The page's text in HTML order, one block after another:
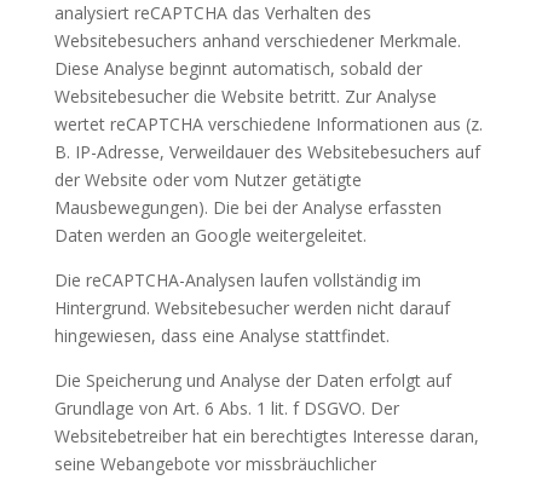
analysiert reCAPTCHA das Verhalten des
Websitebesuchers anhand verschiedener Merkmale.
Diese Analyse beginnt automatisch, sobald der
Websitebesucher die Website betritt. Zur Analyse
wertet reCAPTCHA verschiedene Informationen aus (z.
B. IP-Adresse, Verweildauer des Websitebesuchers auf
der Website oder vom Nutzer getätigte
Mausbewegungen). Die bei der Analyse erfassten
Daten werden an Google weitergeleitet.
Die reCAPTCHA-Analysen laufen vollständig im
Hintergrund. Websitebesucher werden nicht darauf
hingewiesen, dass eine Analyse stattfindet.
Die Speicherung und Analyse der Daten erfolgt auf
Grundlage von Art. 6 Abs. 1 lit. f DSGVO. Der
Websitebetreiber hat ein berechtigtes Interesse daran,
seine Webangebote vor missbräuchlicher